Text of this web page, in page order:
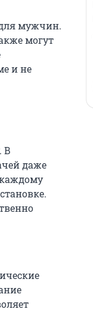
мужчин.
могут
и не
В
даже